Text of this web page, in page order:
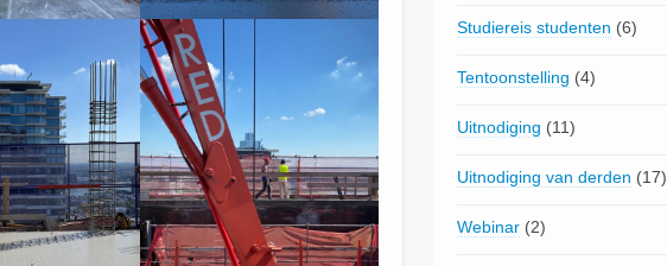
Studiereis studenten (6)
Tentoonstelling (4)
Uitnodiging (11)
Uitnodiging van derden (17)
Webinar (2)